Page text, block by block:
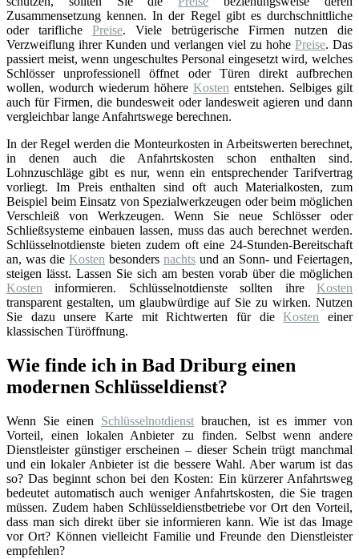
Zusammensetzung kennen. In der Regel gibt es durchschnittliche
oder tarifliche Preise. Viele betrügerische Firmen nutzen die
Verzweiflung ihrer Kunden und verlangen viel zu hohe Preise. Das
passiert meist, wenn ungeschultes Personal eingesetzt wird, welches
Schlösser unprofessionell öffnet oder Türen direkt aufbrechen
wollen, wodurch wiederum höhere Kosten entstehen. Selbiges gilt
auch für Firmen, die bundesweit oder landesweit agieren und dann
vergleichbar lange Anfahrtswege berechnen.
In der Regel werden die Monteurkosten in Arbeitswerten berechnet,
in denen auch die Anfahrtskosten schon enthalten sind.
Lohnzuschläge gibt es nur, wenn ein entsprechender Tarifvertrag
vorliegt. Im Preis enthalten sind oft auch Materialkosten, zum
Beispiel beim Einsatz von Spezialwerkzeugen oder beim möglichen
Verschleiß von Werkzeugen. Wenn Sie neue Schlösser oder
Schließsysteme einbauen lassen, muss das auch berechnet werden.
Schlüsselnotdienste bieten zudem oft eine 24-Stunden-Bereitschaft
an, was die Kosten besonders nachts und an Sonn- und Feiertagen,
steigen lässt. Lassen Sie sich am besten vorab über die möglichen
Kosten informieren. Schlüsselnotdienste sollten ihre Kosten
transparent gestalten, um glaubwürdige auf Sie zu wirken. Nutzen
Sie dazu unsere Karte mit Richtwerten für dieKosten einer
klassischen Türöffnung.
Wie finde ich in Bad Driburg einen
modernen Schlüsseldienst?
Wenn Sie einen Schlüsselnotdienst brauchen, ist es immer von
Vorteil, einen lokalen Anbieter zu finden. Selbst wenn andere
Dienstleister günstiger erscheinen – dieser Schein trügt manchmal
und ein lokaler Anbieter ist die bessere Wahl. Aber warum ist das
so? Das beginnt schon bei den Kosten: Ein kürzerer Anfahrtsweg
bedeutet automatisch auch weniger Anfahrtskosten, die Sie tragen
müssen. Zudem haben Schlüsseldienstbetriebe vor Ort den Vorteil,
dass man sich direkt über sie informieren kann. Wie ist das Image
vor Ort? Können vielleicht Familie und Freunde den Dienstleister
empfehlen?